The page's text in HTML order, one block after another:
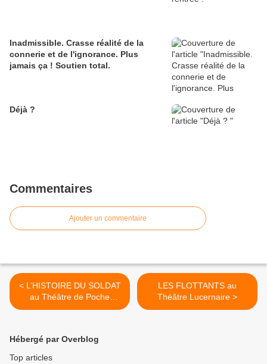
Inadmissible. Crasse réalité de la
connerie et de l'ignorance. Plus
jamais ça ! Soutien total.
Déjà ?
Commentaires
Ajouter un commentaire
< L’HISTOIRE DU SOLDAT
au Théâtre de Poche
Montparnasse
LES FLOTTANTS au
Théâtre Lucernaire >
Hébergé par Overblog
Top articles